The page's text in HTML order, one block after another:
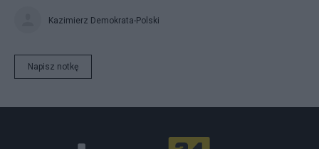
Kazimierz Demokrata-Polski
Napisz notkę